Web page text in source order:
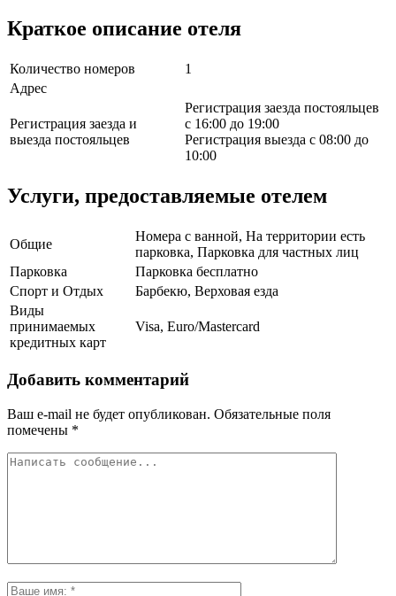
Краткое описание отеля
Количество номеров
1
Адрес
Регистрация заезда и
выезда постояльцев
Регистрация заезда постояльцев
с 16:00 до 19:00
Регистрация выезда с 08:00 до
10:00
Услуги, предоставляемые отелем
Общие
Номера с ванной, На территории есть
парковка, Парковка для частных лиц
Парковка
Парковка бесплатно
Спорт и Отдых
Барбекю, Верховая езда
Виды
принимаемых
кредитных карт
Visa, Euro/Mastercard
Добавить комментарий
Ваш e-mail не будет опубликован. Обязательные поля
помечены *